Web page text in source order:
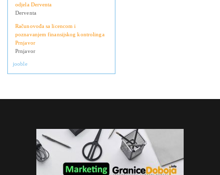
odjela Derventa
Derventa
Računovođa sa licencom i
poznavanjem finansijskog kontrolinga
Prnjavor
Prnjavor
jooble